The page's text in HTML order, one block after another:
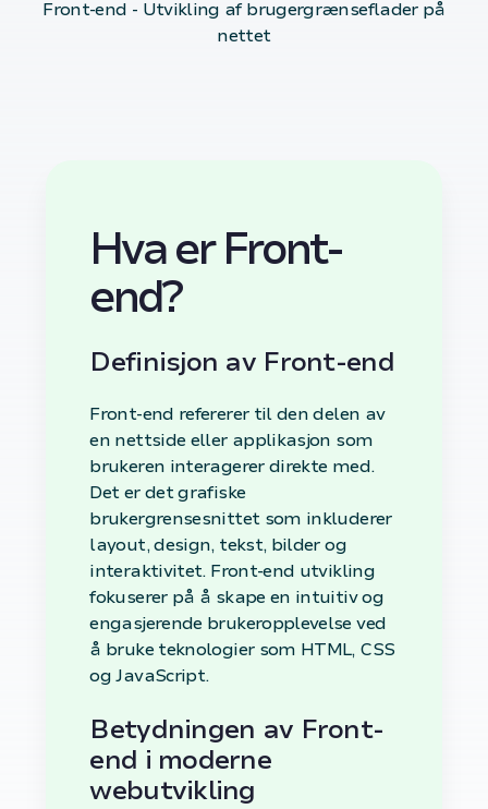
Front-end - Utvikling af brugergrænseflader på
nettet
Hva er Front-
end?
Definisjon av Front-end
Front-end refererer til den delen av
en nettside eller applikasjon som
brukeren interagerer direkte med.
Det er det grafiske
brukergrensesnittet som inkluderer
layout, design, tekst, bilder og
interaktivitet. Front-end utvikling
fokuserer på å skape en intuitiv og
engasjerende brukeropplevelse ved
å bruke teknologier som HTML, CSS
og JavaScript.
Betydningen av Front-
end i moderne
webutvikling